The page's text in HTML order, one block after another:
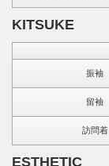
KITSUKE
振袖
留袖
訪問着
ESTHETIC